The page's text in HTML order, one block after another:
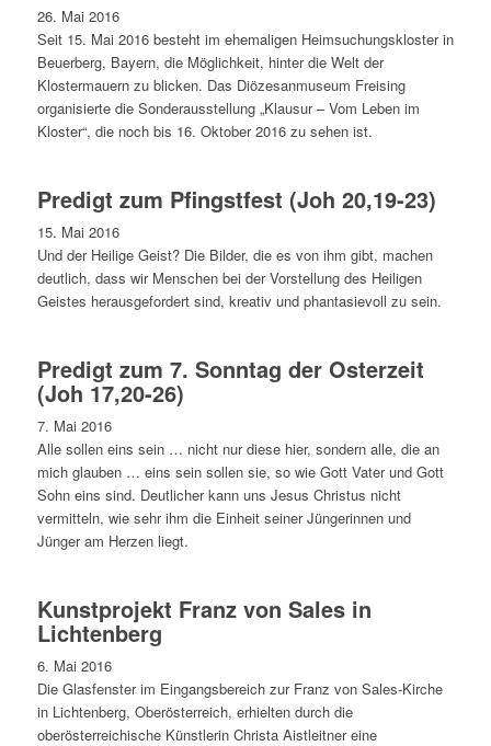
26. Mai 2016
Seit 15. Mai 2016 besteht im ehemaligen Heimsuchungskloster in
Beuerberg, Bayern, die Möglichkeit, hinter die Welt der
Klostermauern zu blicken. Das Diözesanmuseum Freising
organisierte die Sonderausstellung „Klausur – Vom Leben im
Kloster“, die noch bis 16. Oktober 2016 zu sehen ist.
Predigt zum Pfingstfest (Joh 20,19-23)
15. Mai 2016
Und der Heilige Geist? Die Bilder, die es von ihm gibt, machen
deutlich, dass wir Menschen bei der Vorstellung des Heiligen
Geistes herausgefordert sind, kreativ und phantasievoll zu sein.
Predigt zum 7. Sonntag der Osterzeit
(Joh 17,20-26)
7. Mai 2016
Alle sollen eins sein … nicht nur diese hier, sondern alle, die an
mich glauben … eins sein sollen sie, so wie Gott Vater und Gott
Sohn eins sind. Deutlicher kann uns Jesus Christus nicht
vermitteln, wie sehr ihm die Einheit seiner Jüngerinnen und
Jünger am Herzen liegt.
Kunstprojekt Franz von Sales in
Lichtenberg
6. Mai 2016
Die Glasfenster im Eingangsbereich zur Franz von Sales-Kirche
in Lichtenberg, Oberösterreich, erhielten durch die
oberösterreichische Künstlerin Christa Aistleitner eine